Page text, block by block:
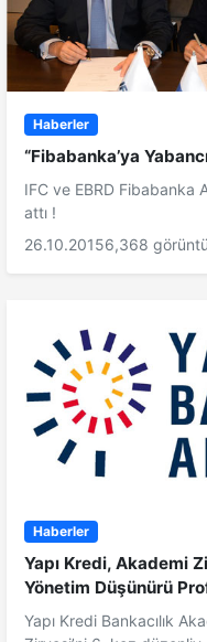
Haberler
“Fibabanka’ya
IFC ve EBRD Fibabanka
attı !
26.10.20156,368
Haberler
Yapı Kredi, Akademi
Yönetim Düşünürü
Yapı Kredi Bankacılık